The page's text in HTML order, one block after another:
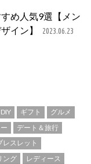
め人気9選【メン
イン】
2023.06.23
ギフト
グルメ
デート＆旅行
レスレット
ング
レディース